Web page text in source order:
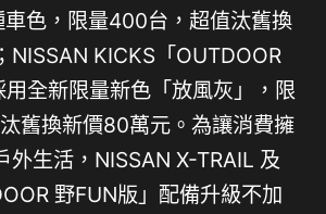
車色，限量400台，超值汰舊換
NISSAN KICKS「OUTDOOR
全新限量新色「放風灰」，限
舊換新價80萬元。為讓消費擁
外生活，NISSAN X-TRAIL 及
野FUN版」配備升級不加